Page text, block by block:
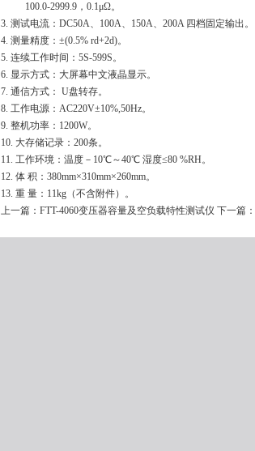
100.0-2999.9，0.1μΩ。
3. 测试电流：DC50A、100A、150A、200A 四档固定输出。
4. 测量精度：±(0.5% rd+2d)。
5. 连续工作时间：5S-599S。
6. 显示方式：大屏幕中文液晶显示。
7. 通信方式： U盘转存。
8. 工作电源：AC220V±10%,50Hz。
9. 整机功率：1200W。
10. 大存储记录：200条。
11. 工作环境：温度－10℃～40℃ 湿度≤80 %RH。
12. 体 积：380mm×310mm×260mm。
13. 重 量：11kg（不含附件）。
上一篇： FTT-4060变压器容量及空负载特性测试仪 下一篇：